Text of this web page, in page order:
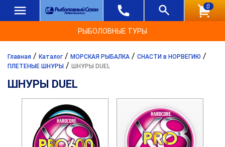
0
РЫБОЛОВНЫЕ ТУРЫ
Главная / Каталог / МОРСКАЯ РЫБАЛКА / СНАСТИ в НОРВЕГИЮ /
ПЛЕТЕНЫЕ ШНУРЫ / ШНУРЫ DUEL
ШНУРЫ DUEL